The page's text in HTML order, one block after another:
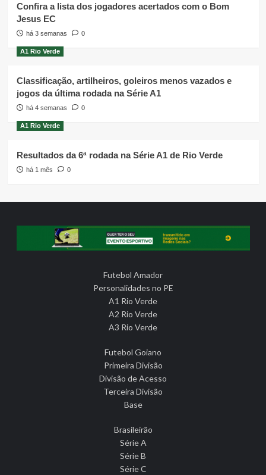
Confira a lista dos jogadores acertados com o Bom
Jesus EC
há 3 semanas 0
A1 Rio Verde
Classificação, artilheiros, goleiros menos vazados e
jogos da última rodada na Série A1
há 4 semanas 0
A1 Rio Verde
Resultados da 6ª rodada na Série A1 de Rio Verde
há 1 mês 0
Futebol Amador
Personalidades no PE
A1 Rio Verde
A2 Rio Verde
A3 Rio Verde
Futebol Goiano
Primeira Divisão
Divisão de Acesso
Terceira Divisão
Base
Brasileirão
Série A
Série B
Série C